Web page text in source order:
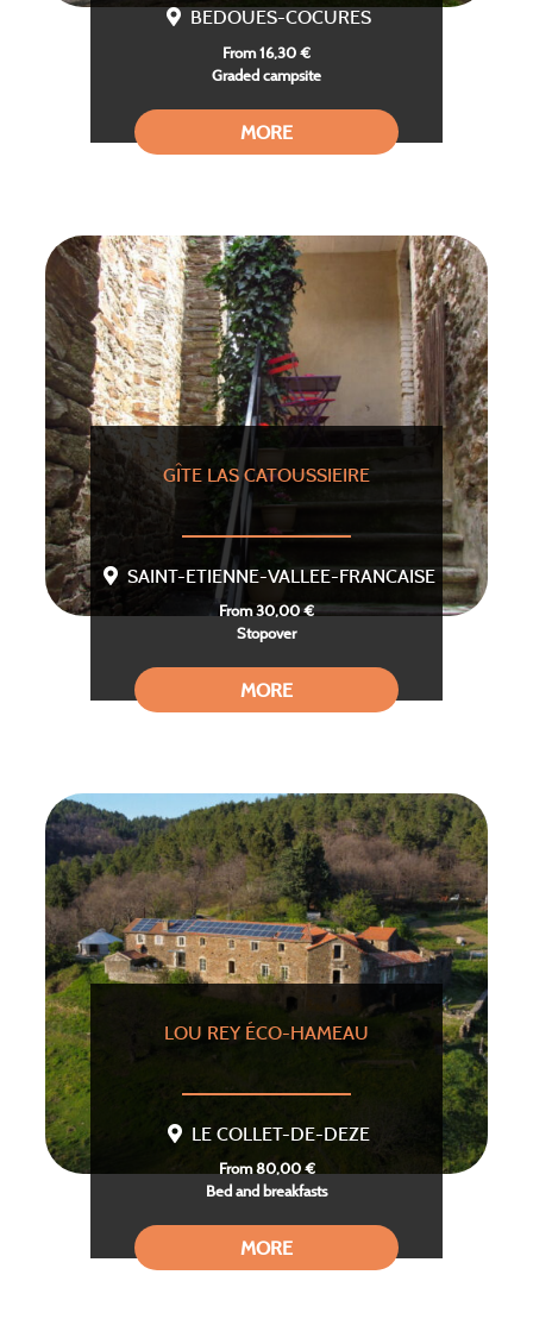
BEDOUES-COCURES
From 16,30 €
Graded campsite
MORE
GÎTE LAS CATOUSSIEIRE
SAINT-ETIENNE-VALLEE-FRANCAISE
From 30,00 €
Stopover
MORE
LOU REY ÉCO-HAMEAU
LE COLLET-DE-DEZE
From 80,00 €
Bed and breakfasts
MORE